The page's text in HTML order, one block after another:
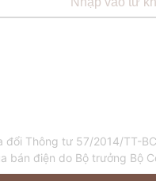
đổi Thông tư 57/2014/TT-
bán điện do Bộ trưởng Bộ